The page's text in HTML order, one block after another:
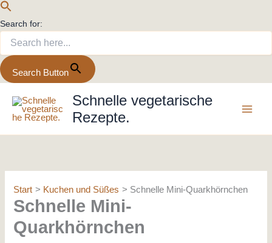
Search for:
Search Button
Inhalt
springen
Schnelle vegetarische
Rezepte.
Start Kuchen und Süßes Schnelle Mini-Quarkhörnchen
Schnelle Mini-
Quarkhörnchen